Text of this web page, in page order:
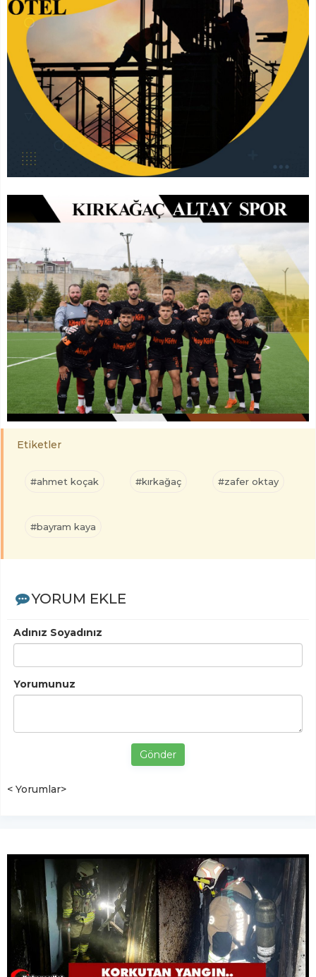
Etiketler
#ahmet koçak #kırkağaç #zafer oktay
#bayram kaya
YORUM EKLE
Adınız Soyadınız
Yorumunuz
Gönder
< Yorumlar>